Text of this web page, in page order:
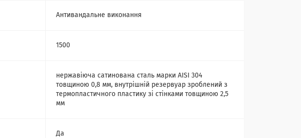
Антивандальне виконання
1500
нержавіюча сатинована сталь марки AISI 304
товщиною 0,8 мм, внутрішній резервуар зроблений з
термопластичного пластику зі стінками товщиною 2,5
мм
Да